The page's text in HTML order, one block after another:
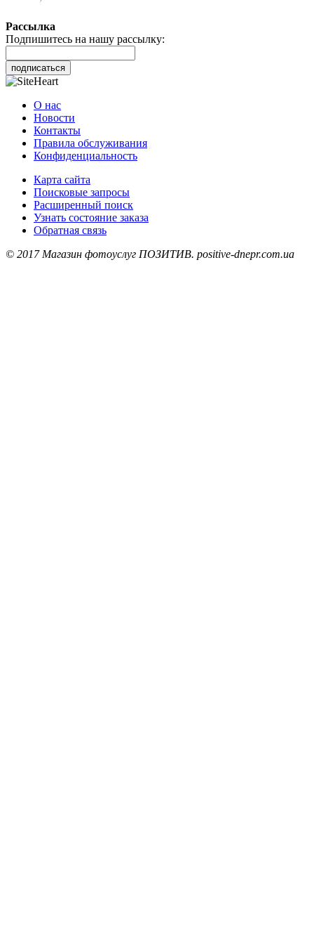
Рассылка
Подпишитесь на нашу рассылку:
подписаться
О нас
Новости
Контакты
Правила обслуживания
Конфиденциальность
Карта сайта
Поисковые запросы
Расширенный поиск
Узнать состояние заказа
Обратная связь
© 2017 Магазин фотоуслуг ПОЗИТИВ. positive-dnepr.com.ua